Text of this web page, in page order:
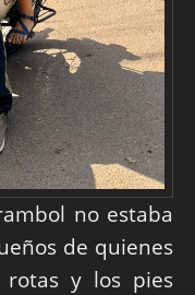
no estaba
de quienes
rotas y los pies